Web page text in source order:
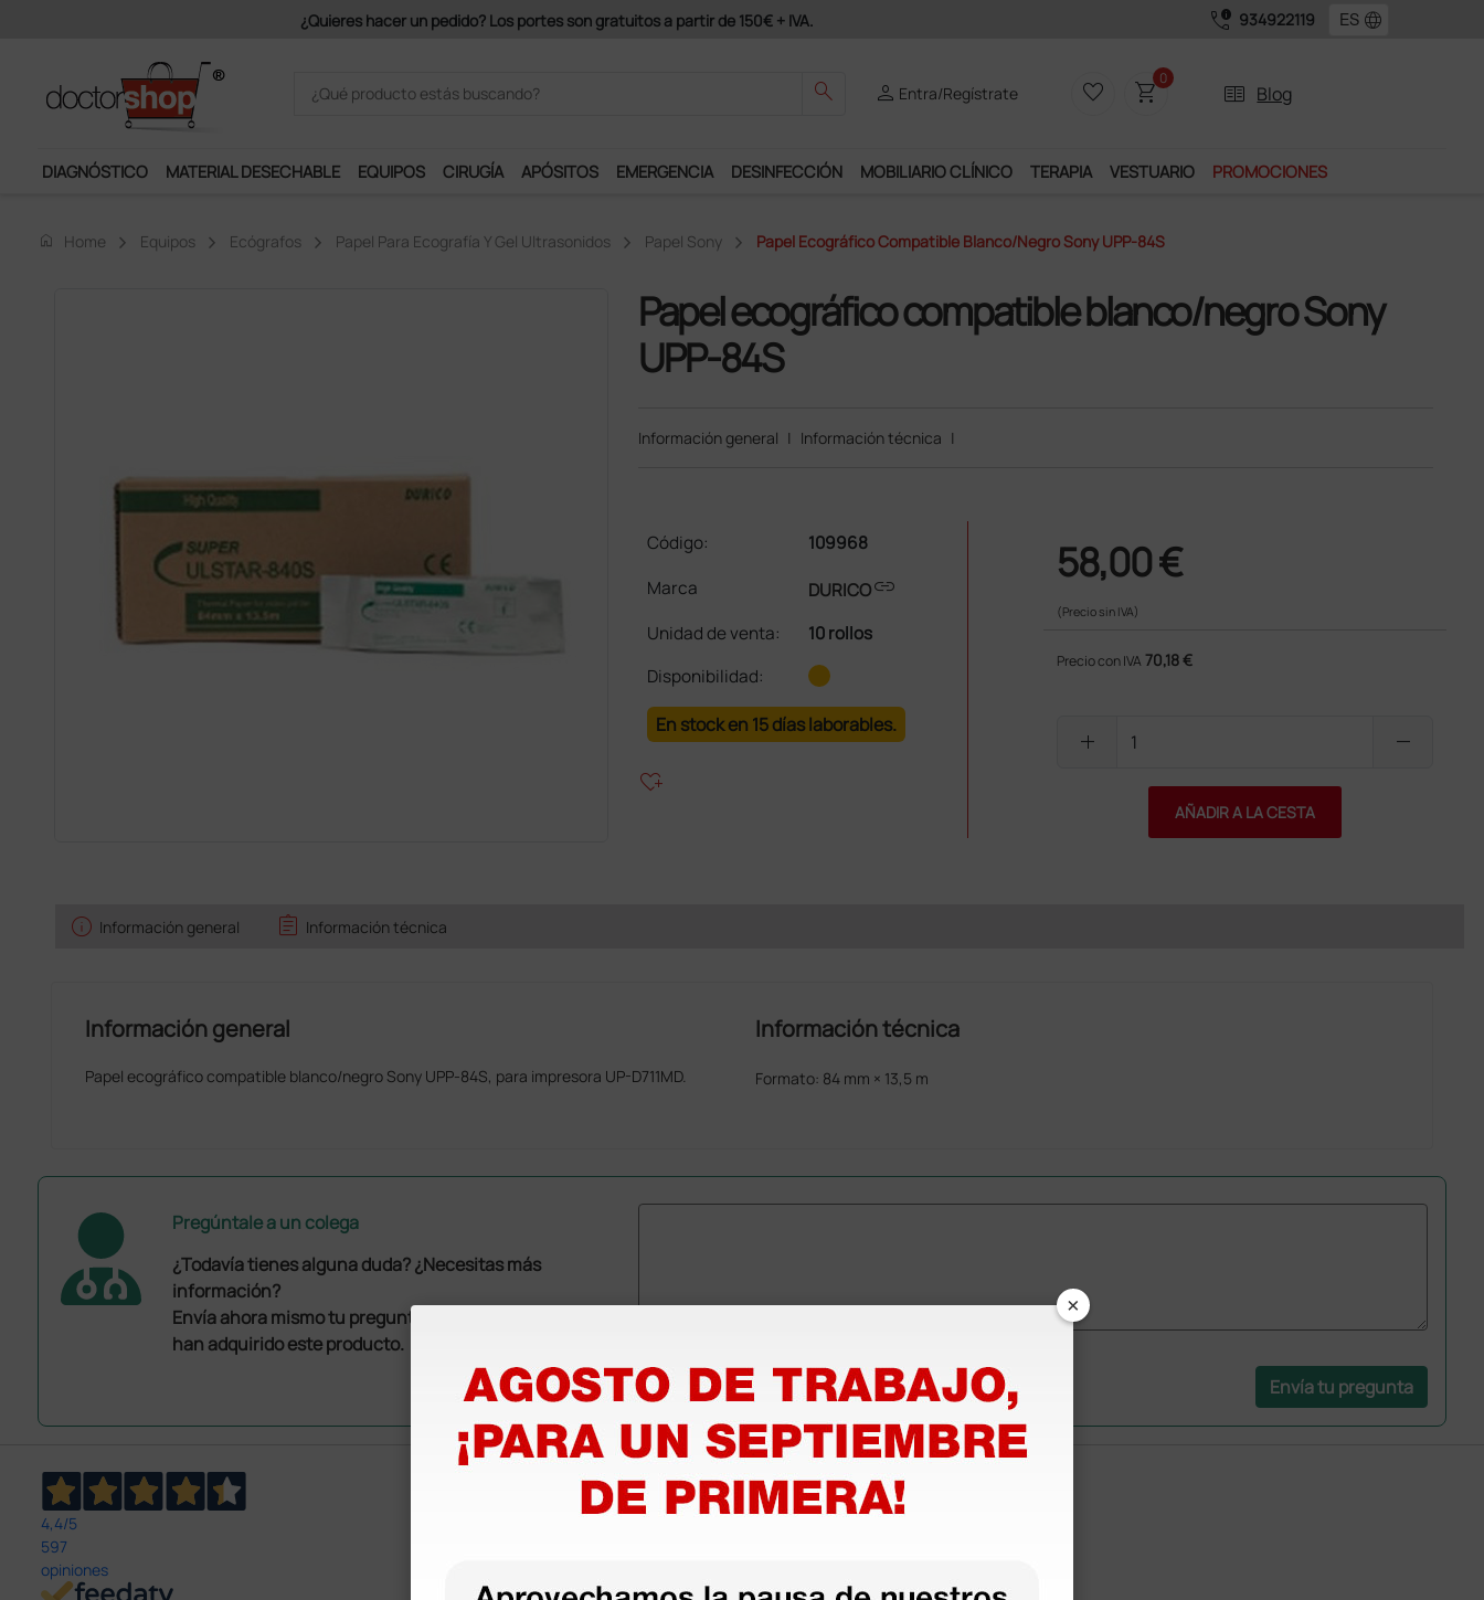
Únete al programa Ds Plus y podrás disfrutar de muchos servicios exclusivos. call_quality 934922119 language
search person Entra/Regístrate favorite_border shopping_cart0
two_pager Blog
DIAGNÓSTICO MATERIAL DESECHABLE EQUIPOS CIRUGÍA APÓSITOS EMERGENCIA DESINFECCIÓN MOBILIARIO CLÍNICO TERAPIA VESTUARIO PROMOCIONES
home Home Equipos Ecógrafos Papel Para Ecografía Y Gel Ultrasonidos Papel Sony Papel Ecográfico Compatible Blanco/negro Sony UPP-84S
Papel ecográfico compatible blanco/negro Sony
UPP-84S
Información general | Información técnica |
Código:
109968
Marca
DURICOlink
Unidad de venta:
10 rollos
Disponibilidad:
En stock en 15 días laborables.
heart_plus
58,00 €
(Precio sin IVA)
Precio con IVA 70,18 €
add remove
AÑADIR A LA CESTA
info Información general assignment Información técnica
Información general
Papel ecográfico compatible blanco/negro Sony UPP-84S, para impresora UP-D711MD.
Información técnica
Formato: 84 mm × 13,5 m
Pregúntale a un colega
¿Todavía tienes alguna duda? ¿Necesitas más
información?
Envía ahora mismo tu pregunta a los colegas que ya
han adquirido este producto.
Envía tu pregunta
4,4/5
597
opiniones
×